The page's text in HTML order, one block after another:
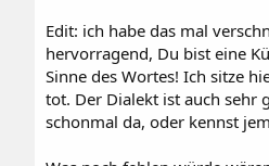
Edit: ich habe das mal
hervorragend, Du bist eine
Sinne des Wortes! Ich sitze
tot. Der Dialekt ist auch sehr
schonmal da, oder kennst